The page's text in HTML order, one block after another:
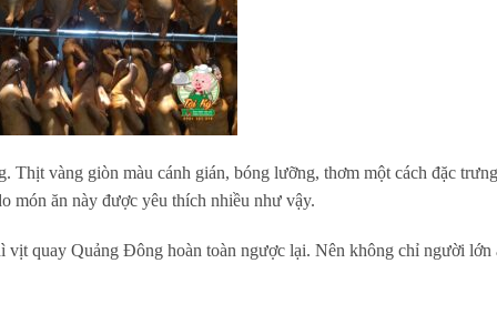
vàng giòn màu cánh gián, bóng lưỡng, thơm một cách đặc
món ăn này được yêu thích nhiều như vậy.
quay Quảng Đông hoàn toàn ngược lại. Nên không chỉ người lớn